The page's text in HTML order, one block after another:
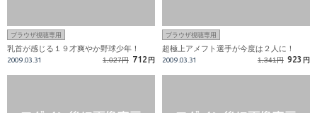
ブラウザ視聴専用
乳首が感じる１９才爽やか野球少年！
2009.03.31 1,027円 712 円
ブラウザ視聴専用
超極上アメフト選手が今度は２人に！
2009.03.31 1,341円 923 円